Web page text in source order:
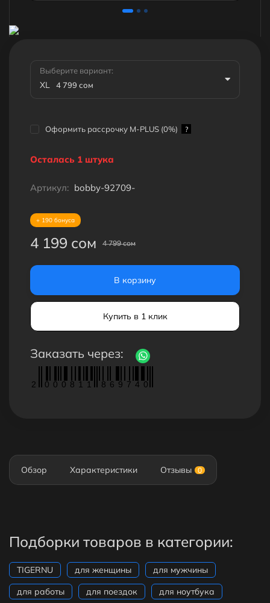
Выберите вариант:
XL 4 799 сом
Оформить рассрочку M-PLUS (0%) ?
Осталась 1 штука
Артикул: bobby-92709-
+ 190 бонуса
4 199 сом 4 799 сом
В корзину
Купить в 1 клик
Заказать через:
2 0 0 0 8 1 1 8 6 9 7 4 0
Обзор Характеристики Отзывы 0
Подборки товаров в категории:
TIGERNU для женщины
для мужчины
для работы
для поездок
для ноутбука